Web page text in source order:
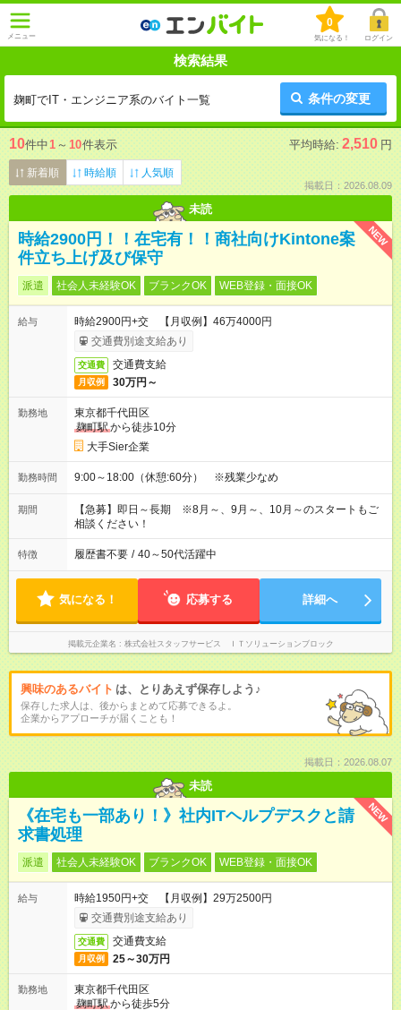
メニュー
0
気になる！ ログイン
検索結果
麹町でIT・エンジニア系のバイト一覧 条件の変更
10件中1 ～ 10件表示 平均時給: 2,510 円
新着順 時給順 人気順
掲載日：2026.08.09
未読
NEW
時給2900円！！在宅有！！商社向けKintone案
件立ち上げ及び保守
派遣 社会人未経験OK ブランクOK WEB登録・面接OK
給与
時給2900円+交 【月収例】46万4000円
交通費別途支給あり
交通費 交通費支給
月収例 30万円～
勤務地
東京都千代田区
麹町駅から徒歩10分
大手Sier企業
勤務時間 9:00～18:00（休憩:60分） ※残業少なめ
期間
【急募】即日～長期 ※8月～、9月～、10月～のスタートもご
相談ください！
特徴 履歴書不要 / 40～50代活躍中
気になる！ 応募する 詳細へ
掲載元企業名 株式会社スタッフサービス ＩＴソリューションブロック
興味のあるバイト は、とりあえず保存しよう♪
保存した求人は、後からまとめて応募できるよ。
企業からアプローチが届くことも！
掲載日：2026.08.07
未読
NEW
《在宅も一部あり！》社内ITヘルプデスクと請
求書処理
派遣 社会人未経験OK ブランクOK WEB登録・面接OK
給与
時給1950円+交 【月収例】29万2500円
交通費別途支給あり
交通費 交通費支給
月収例 25～30万円
勤務地
東京都千代田区
麹町駅から徒歩5分